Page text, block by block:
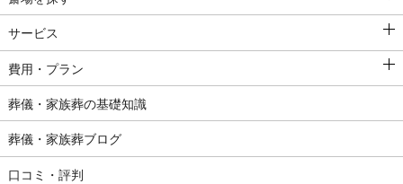
サービス
費用・プラン
葬儀・家族葬の基礎知識
葬儀・家族葬ブログ
口コミ・評判